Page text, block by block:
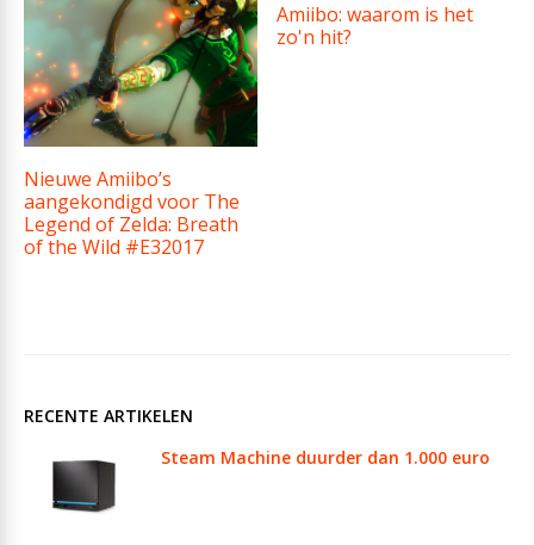
Nieuwe Amiibo’s
aangekondigd voor The
Legend of Zelda: Breath
of the Wild #E32017
Amiibo: waarom is het
zo'n hit?
RECENTE ARTIKELEN
Steam Machine duurder dan 1.000 euro